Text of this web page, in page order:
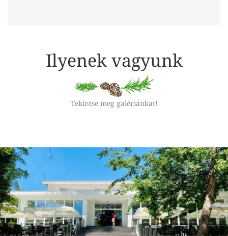
Ilyenek vagyunk
Tekintse meg galériánkat!